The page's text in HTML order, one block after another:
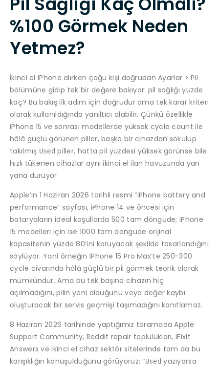
%100 Görmek Neden
Yetmez?
İkinci el iPhone alırken çoğu kişi doğrudan Ayarlar > Pil
bölümüne gidip tek bir değere bakıyor: pil sağlığı yüzde
kaç? Bu bakış ilk adım için doğrudur ama tek karar kriteri
olarak kullanıldığında yanıltıcı olabilir. Çünkü özellikle
iPhone 15 ve sonrası modellerde yüksek cycle count ile
hâlâ güçlü görünen piller, başka bir cihazdan sökülüp
takılmış Used piller, hatta pil yüzdesi yüksek görünse bile
hızlı tükenen cihazlar aynı ikinci el ilan havuzunda yan
yana duruyor.
Apple’ın 1 Haziran 2026 tarihli resmi “iPhone battery and
performance” sayfası, iPhone 14 ve öncesi için
bataryaların ideal koşullarda 500 tam döngüde; iPhone
15 modelleri için ise 1000 tam döngüde orijinal
kapasitenin yüzde 80’ini koruyacak şekilde tasarlandığını
söylüyor. Yani örneğin iPhone 15 Pro Max’te 250-300
cycle civarında hâlâ güçlü bir pil görmek teorik olarak
mümkündür. Ama bu tek başına cihazın hiç
açılmadığını, pilin yeni olduğunu veya değer kaybı
oluşturacak bir servis geçmişi taşımadığını kanıtlamaz.
8 Haziran 2026 tarihinde yaptığımız taramada Apple
Support Community, Reddit repair toplulukları, iFixit
Answers ve ikinci el cihaz sektör sitelerinde tam da bu
karışıklığın konuşulduğunu görüyoruz: “Used yazıyorsa